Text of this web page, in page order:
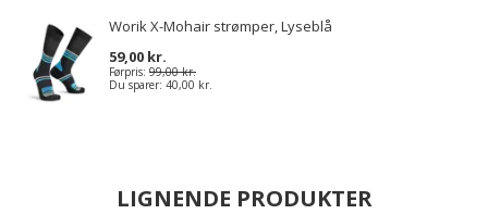
Worik X-Mohair strømper, Lyseblå
59,00 kr.
Førpris: 99,00 kr.
Du sparer: 40,00 kr.
LIGNENDE PRODUKTER